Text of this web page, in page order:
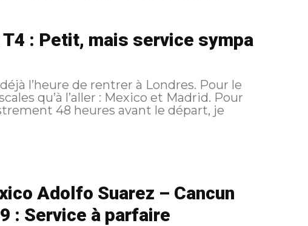
T4 : Petit, mais service sympa
l’heure de rentrer à Londres. Pour le
qu’à l’aller : Mexico et Madrid. Pour
Adolfo Suarez – Cancun
: Service à parfaire